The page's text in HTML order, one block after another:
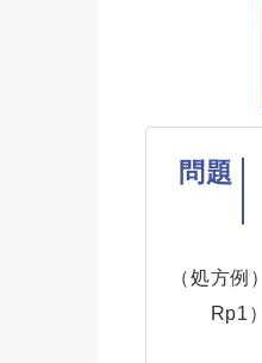
問題
（処方例）
Rp1）
分２